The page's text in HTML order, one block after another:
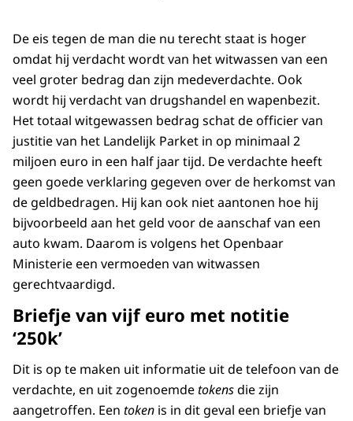
De eis tegen de man die nu terecht staat is hoger
omdat hij verdacht wordt van het witwassen van een
veel groter bedrag dan zijn medeverdachte. Ook
wordt hij verdacht van drugshandel en wapenbezit.
Het totaal witgewassen bedrag schat de officier van
justitie van het Landelijk Parket in op minimaal 2
miljoen euro in een half jaar tijd. De verdachte heeft
geen goede verklaring gegeven over de herkomst van
de geldbedragen. Hij kan ook niet aantonen hoe hij
bijvoorbeeld aan het geld voor de aanschaf van een
auto kwam. Daarom is volgens het Openbaar
Ministerie een vermoeden van witwassen
gerechtvaardigd.
Briefje van vijf euro met notitie
‘250k’
Dit is op te maken uit informatie uit de telefoon van de
verdachte, en uit zogenoemdetokensdie zijn
aangetroffen. Een token is in dit geval een briefje van